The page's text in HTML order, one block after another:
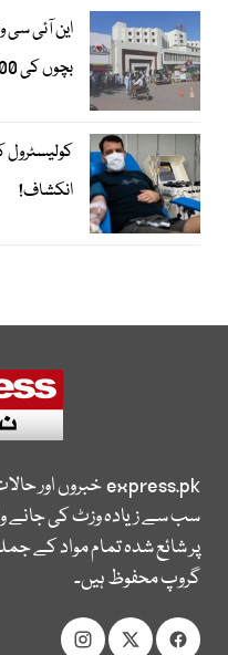
این آئی
بچوں کی 500 سرجریز مکمل
کولیسٹرول
انکشاف!
express.pkخبروں اور
سب سے زیادہ وزٹ کی
پر شائع شدہ تمام مواد کے
گروپ محفوظ ہیں۔